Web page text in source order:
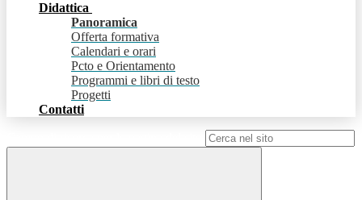
Didattica
Panoramica
Offerta formativa
Calendari e orari
Pcto e Orientamento
Programmi e libri di testo
Progetti
Contatti